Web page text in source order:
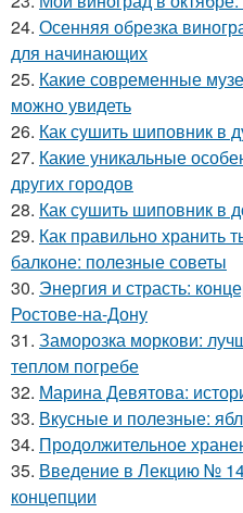
24. Осенняя обрезка
для начинающих
25. Какие современные
можно увидеть
26. Как сушить шиповник в
27. Какие уникальные
других городов
28. Как сушить шиповник в
29. Как правильно хранить
балконе: полезные советы
30. Энергия и страсть:
Ростове-на-Дону
31. Заморозка моркови:
теплом погребе
32. Марина Девятова:
33. Вкусные и полезные:
34. Продолжительное
35. Введение в Лекцию №
концепции